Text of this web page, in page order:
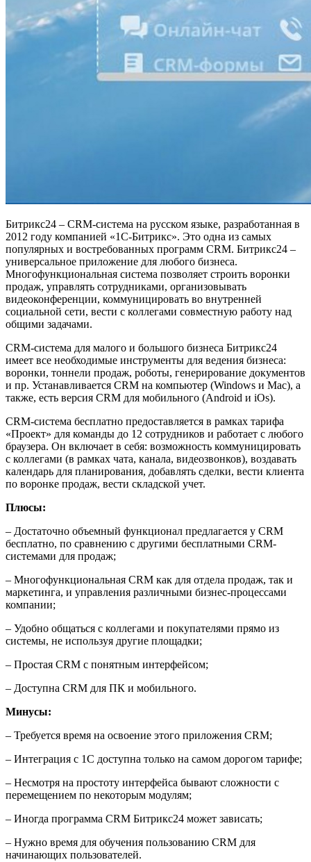
Битрикс24 – CRM-система на русском языке, разработанная в
2012 году компанией «1С-Битрикс». Это одна из самых
популярных и востребованных программ CRM. Битрикс24 –
универсальное приложение для любого бизнеса.
Многофункциональная система позволяет строить воронки
продаж, управлять сотрудниками, организовывать
видеоконференции, коммуницировать во внутренней
социальной сети, вести с коллегами совместную работу над
общими задачами.
CRM-система для малого и большого бизнеса Битрикс24
имеет все необходимые инструменты для ведения бизнеса:
воронки, тоннели продаж, роботы, генерирование документов
и пр. Устанавливается CRM на компьютер (Windows и Mac), а
также, есть версия CRM для мобильного (Android и iOs).
CRM-система бесплатно предоставляется в рамках тарифа
«Проект» для команды до 12 сотрудников и работает с любого
браузера. Он включает в себя: возможность коммуницировать
с коллегами (в рамках чата, канала, видеозвонков), воздавать
календарь для планирования, добавлять сделки, вести клиента
по воронке продаж, вести складской учет.
Плюсы:
– Достаточно объемный функционал предлагается у CRM
бесплатно, по сравнению с другими бесплатными CRM-
системами для продаж;
– Многофункциональная CRM как для отдела продаж, так и
маркетинга, и управления различными бизнес-процессами
компании;
– Удобно общаться с коллегами и покупателями прямо из
системы, не используя другие площадки;
– Простая CRM с понятным интерфейсом;
– Доступна CRM для ПК и мобильного.
Минусы:
– Требуется время на освоение этого приложения CRM;
– Интеграция с 1С доступна только на самом дорогом тарифе;
– Несмотря на простоту интерфейса бывают сложности с
перемещением по некоторым модулям;
– Иногда программа CRM Битрикс24 может зависать;
– Нужно время для обучения пользованию CRM для
начинающих пользователей.